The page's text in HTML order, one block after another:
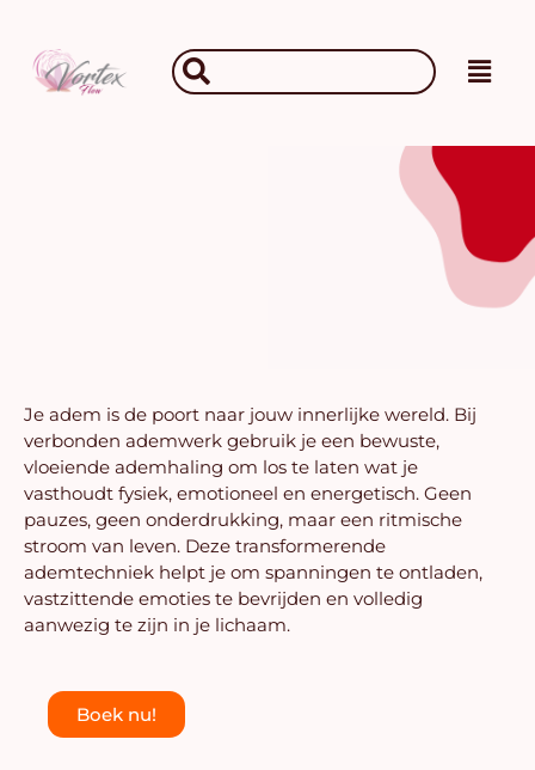
inhoud
Main
Menu
Search
...
Je adem is de poort naar jouw innerlijke wereld. Bij
verbonden ademwerk gebruik je een bewuste,
vloeiende ademhaling om los te laten wat je
vasthoudt fysiek, emotioneel en energetisch. Geen
pauzes, geen onderdrukking, maar een ritmische
stroom van leven. Deze transformerende
ademtechniek helpt je om spanningen te ontladen,
vastzittende emoties te bevrijden en volledig
aanwezig te zijn in je lichaam.
Boek nu!